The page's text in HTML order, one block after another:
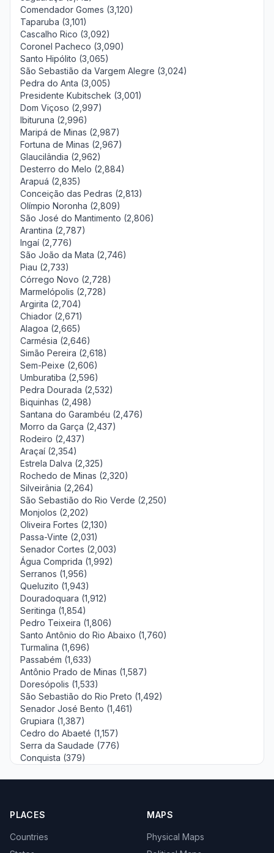
Comendador Gomes (3,120)
Taparuba (3,101)
Cascalho Rico (3,092)
Coronel Pacheco (3,090)
Santo Hipólito (3,065)
São Sebastião da Vargem Alegre (3,024)
Pedra do Anta (3,005)
Presidente Kubitschek (3,001)
Dom Viçoso (2,997)
Ibituruna (2,996)
Maripá de Minas (2,987)
Fortuna de Minas (2,967)
Glaucilândia (2,962)
Desterro do Melo (2,884)
Arapuá (2,835)
Conceição das Pedras (2,813)
Olímpio Noronha (2,809)
São José do Mantimento (2,806)
Arantina (2,787)
Ingaí (2,776)
São João da Mata (2,746)
Piau (2,733)
Córrego Novo (2,728)
Marmelópolis (2,728)
Argirita (2,704)
Chiador (2,671)
Alagoa (2,665)
Carmésia (2,646)
Simão Pereira (2,618)
Sem-Peixe (2,606)
Umburatiba (2,596)
Pedra Dourada (2,532)
Biquinhas (2,498)
Santana do Garambéu (2,476)
Morro da Garça (2,437)
Rodeiro (2,437)
Araçaí (2,354)
Estrela Dalva (2,325)
Rochedo de Minas (2,320)
Silveirânia (2,264)
São Sebastião do Rio Verde (2,250)
Monjolos (2,202)
Oliveira Fortes (2,130)
Passa-Vinte (2,031)
Senador Cortes (2,003)
Água Comprida (1,992)
Serranos (1,956)
Queluzito (1,943)
Douradoquara (1,912)
Seritinga (1,854)
Pedro Teixeira (1,806)
Santo Antônio do Rio Abaixo (1,760)
Turmalina (1,696)
Passabém (1,633)
Antônio Prado de Minas (1,587)
Doresópolis (1,533)
São Sebastião do Rio Preto (1,492)
Senador José Bento (1,461)
Grupiara (1,387)
Cedro do Abaeté (1,157)
Serra da Saudade (776)
Conquista (379)
PLACES
Countries
MAPS
Physical Maps